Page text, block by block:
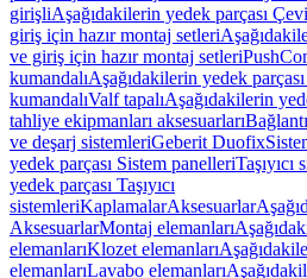
girişliAşağıdakilerin yedek parçası
giriş için hazır montaj setleri
ve giriş için hazır montaj setleri
kumandalıAşağıdakilerin yedek
kumandalıValf tapalıAşağıdakilerin
tahliye ekipmanları aksesuarları
ve deşarj sistemleriGeberit Duofix
yedek parçası Sistem panelleriTaşıyıcı
yedek parçası Taşıyıcı
sistemleriKaplamalarAksesuarlar
AksesuarlarMontaj elemanları
elemanlarıKlozet elemanları
elemanlarıLavabo elemanları